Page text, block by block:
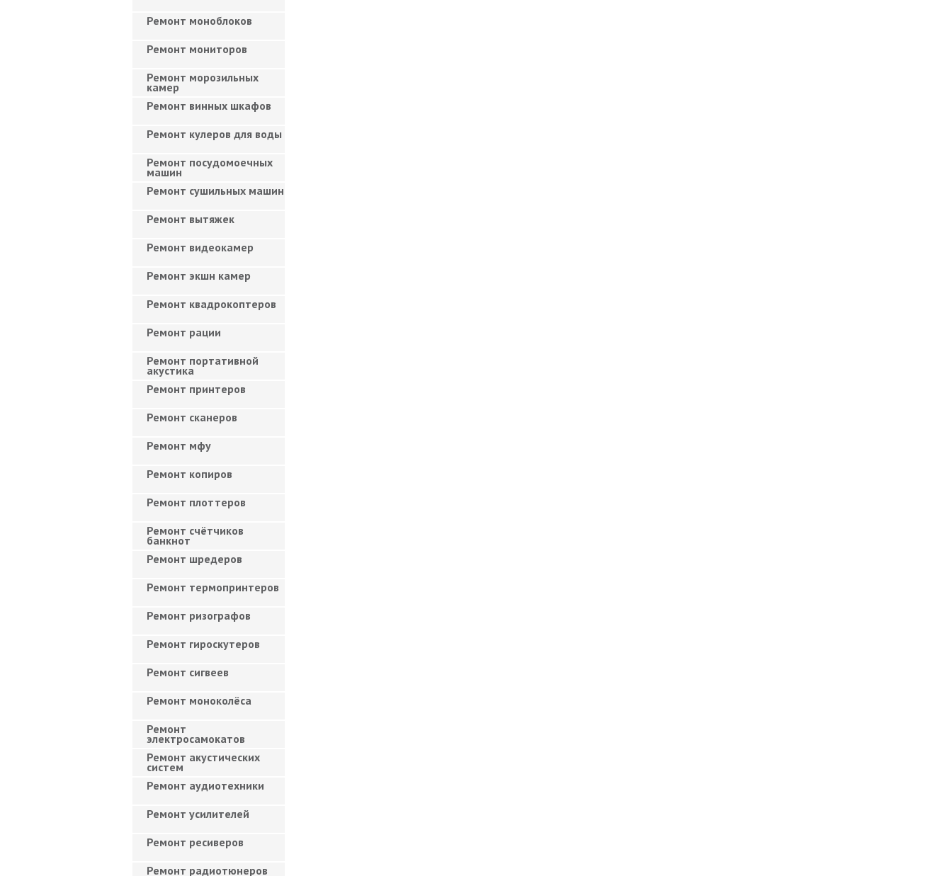
Ремонт моноблоков
Ремонт мониторов
Ремонт морозильных
камер
Ремонт винных шкафов
Ремонт кулеров для воды
Ремонт посудомоечных
машин
Ремонт сушильных машин
Ремонт вытяжек
Ремонт видеокамер
Ремонт экшн камер
Ремонт квадрокоптеров
Ремонт рации
Ремонт портативной
акустика
Ремонт принтеров
Ремонт сканеров
Ремонт мфу
Ремонт копиров
Ремонт плоттеров
Ремонт счётчиков
банкнот
Ремонт шредеров
Ремонт термопринтеров
Ремонт ризографов
Ремонт гироскутеров
Ремонт сигвеев
Ремонт моноколёса
Ремонт
электросамокатов
Ремонт акустических
систем
Ремонт аудиотехники
Ремонт усилителей
Ремонт ресиверов
Ремонт радиотюнеров